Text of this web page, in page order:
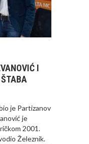
I
ŠTABA
je Partizanov
je
2001.
Železnik.